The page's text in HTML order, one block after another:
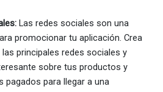
Las redes sociales son una
promocionar tu aplicación. Crea
principales redes sociales y
sobre tus productos y
pagados para llegar a una